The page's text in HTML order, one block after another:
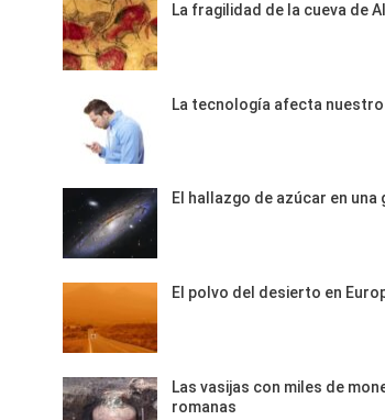
La fragilidad de la cueva de
La tecnología afecta
El hallazgo de azúcar en una
El polvo del desierto en
Las vasijas con miles de
romanas